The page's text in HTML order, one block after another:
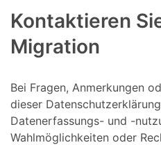
Kontaktieren
Migration
Bei Fragen, Anmerkungen
dieser
Datenerfassungs- und -
Wahlmöglichkeiten oder